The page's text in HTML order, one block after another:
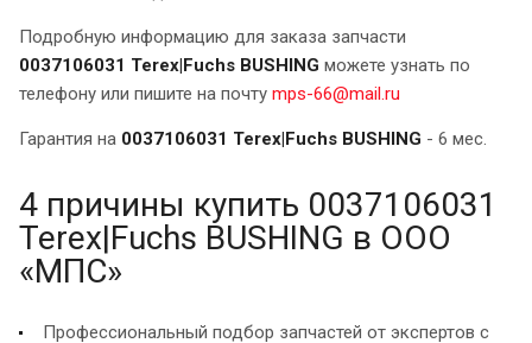
Подробную информацию для заказа запчасти
0037106031 Terex|Fuchs BUSHING можете узнать по
телефону или пишите на почту mps-66@mail.ru
Гарантия на 0037106031 Terex|Fuchs BUSHING - 6 мес.
4 причины купить 0037106031
Terex|Fuchs BUSHING в ООО
«МПС»
Профессиональный подбор запчастей от экспертов с